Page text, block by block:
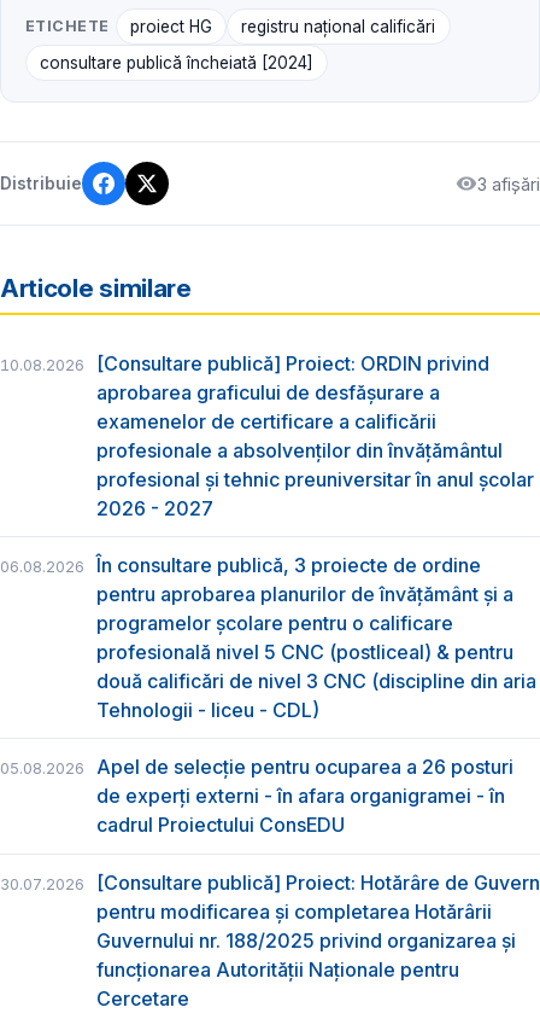
ETICHETE proiect HG
registru național calificări
consultare publică încheiată [2024]
Distribuie 3 afișări
Articole similare
10.08.2026
[Consultare publică] Proiect: ORDIN privind
aprobarea graficului de desfăşurare a
examenelor de certificare a calificării
profesionale a absolvenţilor din învăţământul
profesional şi tehnic preuniversitar în anul şcolar
2026 - 2027
06.08.2026
În consultare publică, 3 proiecte de ordine
pentru aprobarea planurilor de învățământ și a
programelor școlare pentru o calificare
profesională nivel 5 CNC (postliceal) & pentru
două calificări de nivel 3 CNC (discipline din aria
Tehnologii - liceu - CDL)
05.08.2026
Apel de selecție pentru ocuparea a 26 posturi
de experți externi - în afara organigramei - în
cadrul Proiectului ConsEDU
30.07.2026
[Consultare publică] Proiect: Hotărâre de Guvern
pentru modificarea și completarea Hotărârii
Guvernului nr. 188/2025 privind organizarea şi
funcţionarea Autorităţii Naţionale pentru
Cercetare